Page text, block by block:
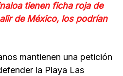
tienen ficha roja de
de México, los podrían
mantienen una petición
la Playa Las